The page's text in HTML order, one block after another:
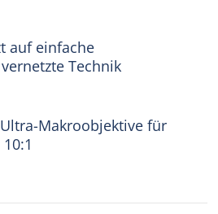
auf einfache
Technik
Makroobjektive für